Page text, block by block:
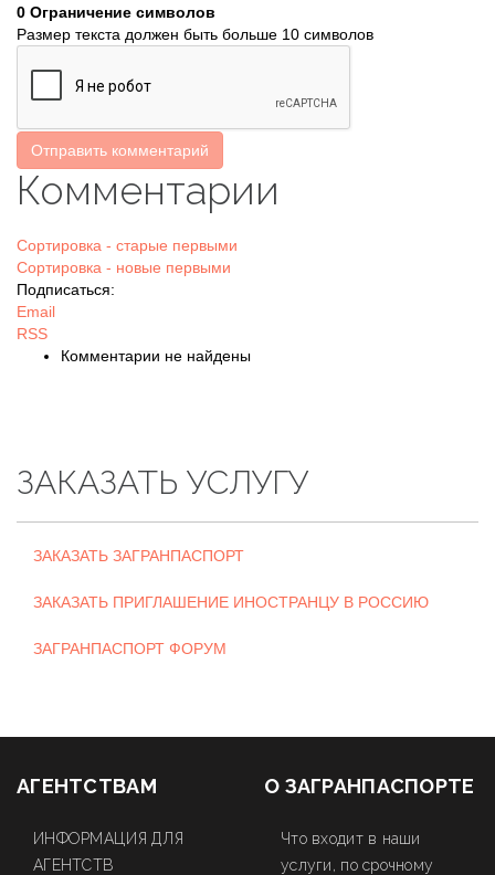
0 Ограничение символов
Размер текста должен быть больше 10 символов
Отправить комментарий
Комментарии
Сортировка - старые первыми
Сортировка - новые первыми
Подписаться:
Email
RSS
Комментарии не найдены
ЗАКАЗАТЬ УСЛУГУ
ЗАКАЗАТЬ ЗАГРАНПАСПОРТ
ЗАКАЗАТЬ ПРИГЛАШЕНИЕ ИНОСТРАНЦУ В РОССИЮ
ЗАГРАНПАСПОРТ ФОРУМ
АГЕНТСТВАМ
ИНФОРМАЦИЯ ДЛЯ
АГЕНТСТВ
О ЗАГРАНПАСПОРТЕ
Что входит в наши
услуги, по срочному